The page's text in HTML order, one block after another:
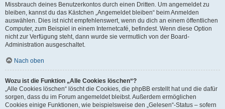
Missbrauch deines Benutzerkontos durch einen Dritten. Um angemeldet zu
bleiben, kannst du das Kästchen „Angemeldet bleiben“ beim Anmelden
auswählen. Dies ist nicht empfehlenswert, wenn du dich an einem öffentlichen
Computer, zum Beispiel in einem Internetcafé, befindest. Wenn diese Option
nicht zur Verfügung steht, dann wurde sie vermutlich von der Board-
Administration ausgeschaltet.
Nach oben
Wozu ist die Funktion „Alle Cookies löschen“?
„Alle Cookies löschen“ löscht die Cookies, die phpBB erstellt hat und die dafür
sorgen, dass du im Forum angemeldet bleibst. Außerdem ermöglichen
Cookies einige Funktionen, wie beispielsweise den „Gelesen“-Status – sofern